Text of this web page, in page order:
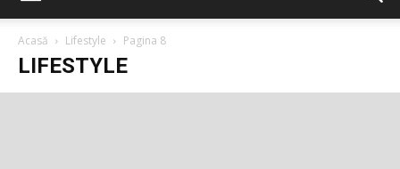
Acasă Lifestyle Pagina 8
LIFESTYLE